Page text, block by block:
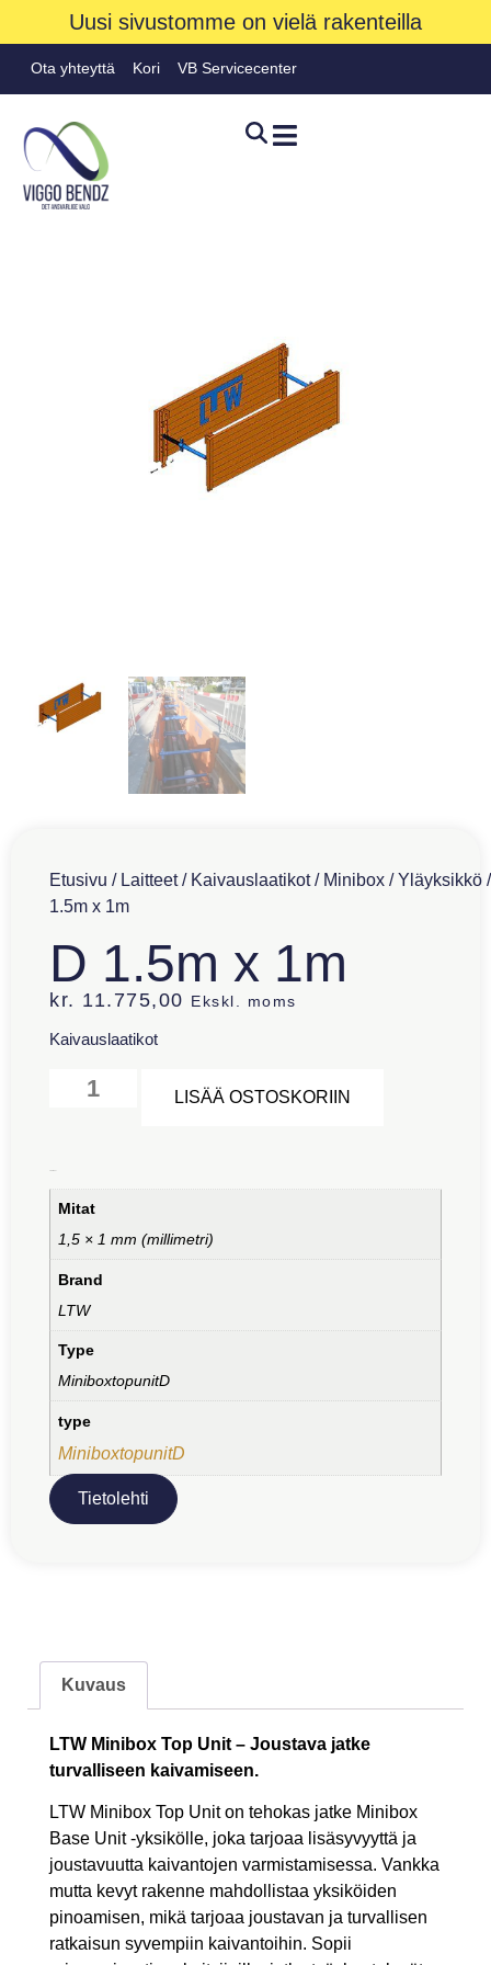
Uusi sivustomme on vielä rakenteilla
Ota yhteyttä Kori VB Servicecenter
Etusivu / Laitteet/ Kaivauslaatikot/ Minibox /Yläyksikkö
1.5m x 1m
D 1.5m x 1m
kr. 11.775,00 Ekskl. moms
Kaivauslaatikot
LISÄÄ OSTOSKORIIN
Mitat
1,5 × 1 mm (millimetri)
Brand
LTW
Type
MiniboxtopunitD
type
MiniboxtopunitD
Tietolehti
Kuvaus
LTW Minibox Top Unit – Joustava jatke
turvalliseen kaivamiseen.
LTW Minibox Top Unit on tehokas jatke Minibox
Base Unit -yksikölle, joka tarjoaa lisäsyvyyttä ja
joustavuutta kaivantojen varmistamisessa. Vankka
mutta kevyt rakenne mahdollistaa yksiköiden
pinoamisen, mikä tarjoaa joustavan ja turvallisen
ratkaisun syvempiin kaivantoihin. Sopii